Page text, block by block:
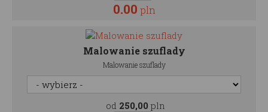
0.00 pln
Malowanie szuflady
Malowanie szuflady
od 250,00 pln